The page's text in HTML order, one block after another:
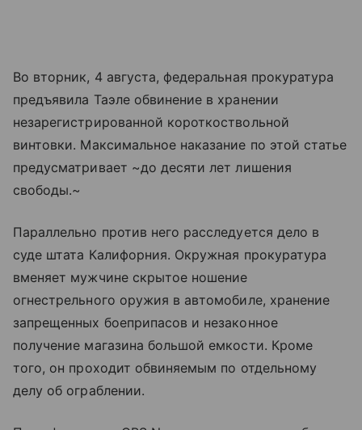
Во вторник, 4 августа, федеральная прокуратура
предъявила Таэле обвинение в хранении
незарегистрированной короткоствольной
винтовки. Максимальное наказание по этой статье
предусматривает ~до десяти лет лишения
свободы.~
Параллельно против него расследуется дело в
суде штата Калифорния. Окружная прокуратура
вменяет мужчине скрытое ношение
огнестрельного оружия в автомобиле, хранение
запрещенных боеприпасов и незаконное
получение магазина большой емкости. Кроме
того, он проходит обвиняемым по отдельному
делу об ограблении.